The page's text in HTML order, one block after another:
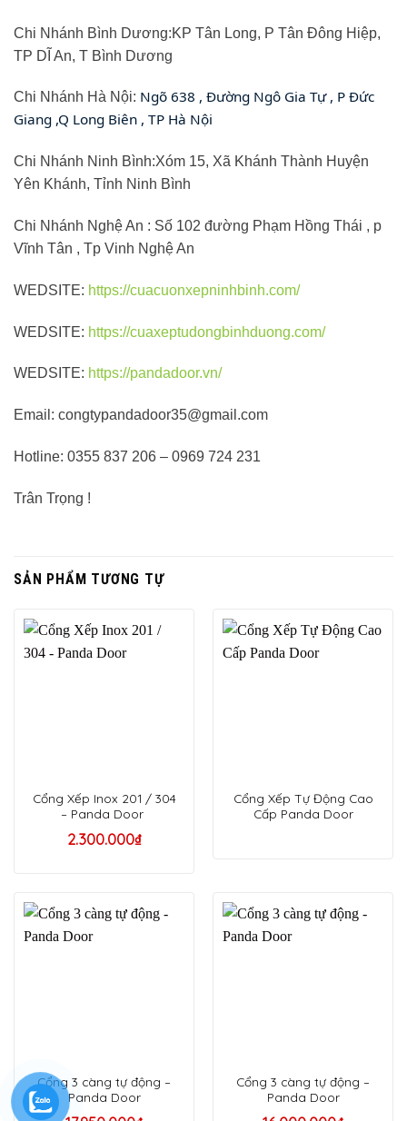
Chi Nhánh Bình Dương:KP Tân Long, P Tân Đông Hiệp,
TP DĨ An, T Bình Dương
Chi Nhánh Hà Nội: Ngõ 638 , Đường Ngô Gia Tự , P Đức
Giang ,Q Long Biên , TP Hà Nội
Chi Nhánh Ninh Bình:Xóm 15, Xã Khánh Thành Huyện
Yên Khánh, Tỉnh Ninh Bình
Chi Nhánh Nghệ An : Số 102 đường Phạm Hồng Thái , p
Vĩnh Tân , Tp Vinh Nghệ An
WEDSITE: https://cuacuonxepninhbinh.com/
WEDSITE: https://cuaxeptudongbinhduong.com/
WEDSITE: https://pandadoor.vn/
Email: congtypandadoor35@gmail.com
Hotline: 0355 837 206 – 0969 724 231
Trân Trọng !
SẢN PHẨM TƯƠNG TỰ
Cổng Xếp Inox 201 / 304
– Panda Door
2.300.000₫
Cổng Xếp Tự Động Cao
Cấp Panda Door
Cổng 3 càng tự động –
Panda Door
Cổng 3 càng tự động –
Panda Door